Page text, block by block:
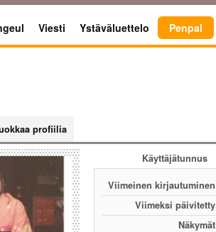
Viesti Ystäväluettelo Penpal
profiilia
Käyttäjätunnus
Viimeinen kirjautuminen
Viimeksi päivitetty
Näkymät